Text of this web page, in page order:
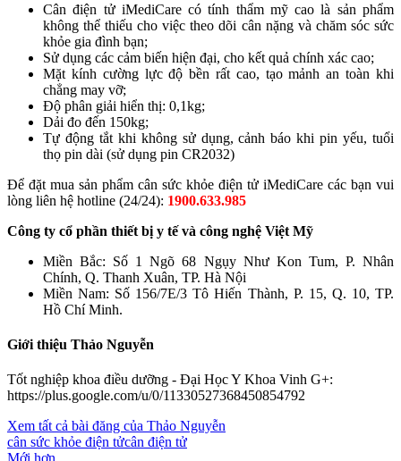
Cân điện tử iMediCare có tính thẩm mỹ cao là sản phẩm
không thể thiếu cho việc theo dõi cân nặng và chăm sóc sức
khỏe gia đình bạn;
Sử dụng các cảm biến hiện đại, cho kết quả chính xác cao;
Mặt kính cường lực độ bền rất cao, tạo mảnh an toàn khi
chẳng may vỡ;
Độ phân giải hiển thị: 0,1kg;
Dải đo đến 150kg;
Tự động tắt khi không sử dụng, cảnh báo khi pin yếu, tuổi
thọ pin dài (sử dụng pin CR2032)
Để đặt mua sản phẩm cân sức khỏe điện tử iMediCare các bạn vui
lòng liên hệ hotline (24/24): 1900.633.985
Công ty cổ phần thiết bị y tế và công nghệ Việt Mỹ
Miền Bắc: Số 1 Ngõ 68 Ngụy Như Kon Tum, P. Nhân
Chính, Q. Thanh Xuân, TP. Hà Nội
Miền Nam: Số 156/7E/3 Tô Hiến Thành, P. 15, Q. 10, TP.
Hồ Chí Minh.
Giới thiệu Thảo Nguyễn
Tốt nghiệp khoa điều dưỡng - Đại Học Y Khoa Vinh G+:
https://plus.google.com/u/0/11330527368450854792
Xem tất cả bài đăng của Thảo Nguyễn
cân sức khỏe điện tửcân điện tử